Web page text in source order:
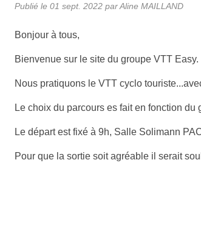
Publié le 01 sept. 2022 par Aline MAILLAND
Bonjour à tous,
Bienvenue sur le site du groupe VTT Easy.
Nous pratiquons le VTT cyclo
Le choix du parcours es fait en fonction du
Le départ est fixé à 9h, Salle Solimann
Pour que la sortie soit agréable il serait